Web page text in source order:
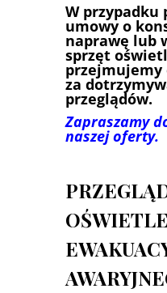
W przypadku
umowy o
naprawę lub
sprzęt
przejmujemy
za
przeglądów.
Zapraszamy
naszej oferty.